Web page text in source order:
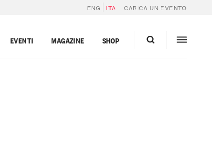
ENG ITA CARICA UN EVENTO
EVENTI MAGAZINE SHOP